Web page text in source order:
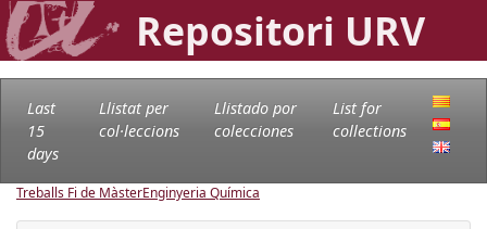
Repositori URV
Last
15
days
Llistat per
col·leccions
Llistado por
colecciones
List for
collections
Treballs Fi de MàsterEnginyeria Química